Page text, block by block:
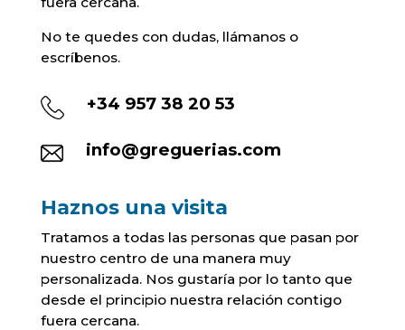
No te quedes con dudas, llámanos o
escríbenos.
+34 957 38 20 53
info@greguerias.com
Haznos una visita
Tratamos a todas las personas que pasan por
nuestro centro de una manera muy
personalizada. Nos gustaría por lo tanto que
desde el principio nuestra relación contigo
fuera cercana.